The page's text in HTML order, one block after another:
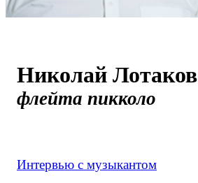
Николай Лотаков
флейта пикколо
Интервью с музыкантом